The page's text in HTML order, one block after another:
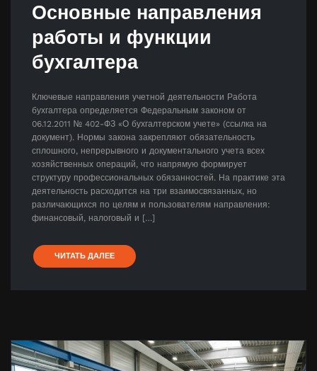
Основные направления
работы и функции
бухгалтера
Ключевые направления учетной деятельности Работа
бухгалтера определяется Федеральным законом от
06.12.2011 № 402-ФЗ «О бухгалтерском учете» (ссылка на
документ). Нормы закона закрепляют обязательность
сплошного, непрерывного и документального учета всех
хозяйственных операций, что напрямую формирует
структуру профессиональных обязанностей. На практике эта
деятельность расходится на три взаимосвязанных, но
различающихся по целям и пользователям направления:
финансовый, налоговый и […]
ЧИТАТЬ ДАЛЕЕ